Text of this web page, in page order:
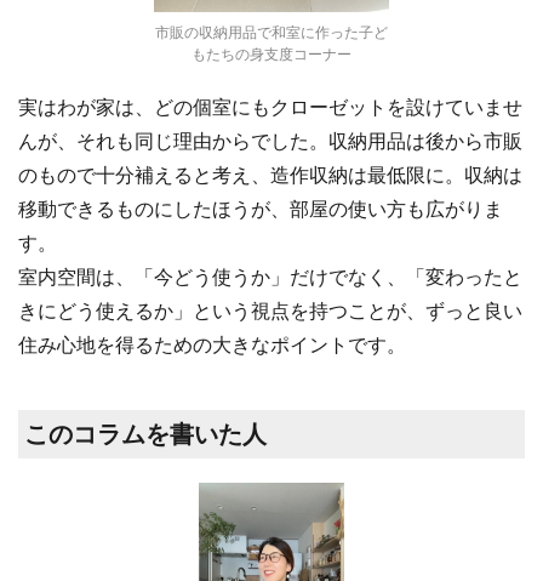
市販の収納用品で和室に作った子ど
もたちの身支度コーナー
実はわが家は、どの個室にもクローゼットを設けていませ
んが、それも同じ理由からでした。収納用品は後から市販
のもので十分補えると考え、造作収納は最低限に。収納は
移動できるものにしたほうが、部屋の使い方も広がりま
す。
室内空間は、「今どう使うか」だけでなく、「変わったと
きにどう使えるか」という視点を持つことが、ずっと良い
住み心地を得るための大きなポイントです。
このコラムを書いた人